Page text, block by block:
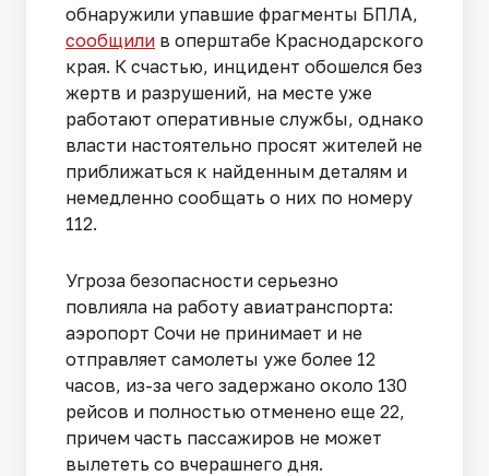
обнаружили упавшие фрагменты БПЛА,
сообщили в оперштабе Краснодарского
края. К счастью, инцидент обошелся без
жертв и разрушений, на месте уже
работают оперативные службы, однако
власти настоятельно просят жителей не
приближаться к найденным деталям и
немедленно сообщать о них по номеру
112.
Угроза безопасности серьезно
повлияла на работу авиатранспорта:
аэропорт Сочи не принимает и не
отправляет самолеты уже более 12
часов, из-за чего задержано около 130
рейсов и полностью отменено еще 22,
причем часть пассажиров не может
вылететь со вчерашнего дня.